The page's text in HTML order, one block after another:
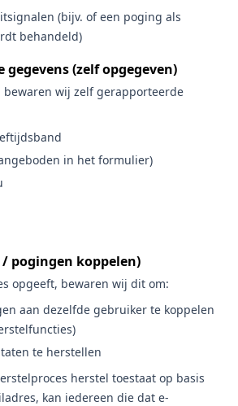
(bijv. of een poging als
behandeld)
gegevens (zelf opgegeven)
bewaren wij zelf gerapporteerde
in het formulier)
/ pogingen koppelen)
opgeeft, bewaren wij dit om:
aan dezelfde gebruiker te koppelen
te herstellen
herstel toestaat op basis
kan iedereen die dat e-